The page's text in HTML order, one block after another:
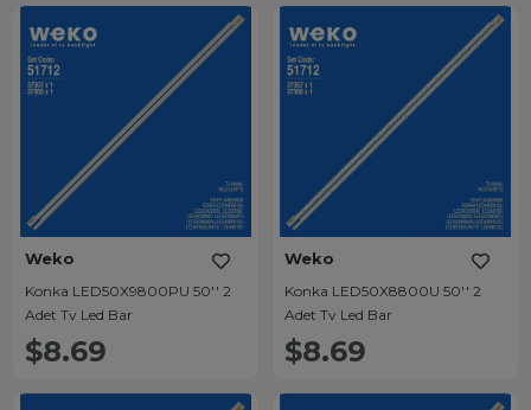
Weko
Konka LED50X9800PU 50'' 2
Adet Tv Led Bar
$8.69
Weko
Konka LED50X8800U 50'' 2
Adet Tv Led Bar
$8.69